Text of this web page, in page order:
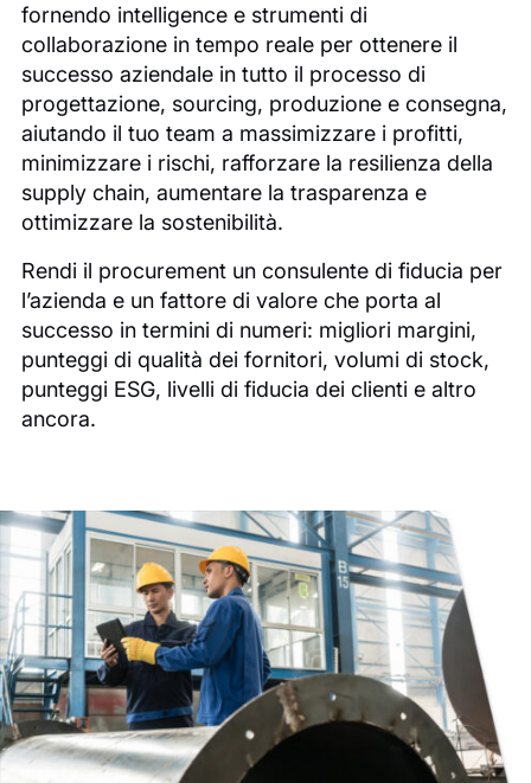
fornendo intelligence e strumenti di
collaborazione in tempo reale per ottenere il
successo aziendale in tutto il processo di
progettazione, sourcing, produzione e consegna,
aiutando il tuo team a massimizzare i profitti,
minimizzare i rischi, rafforzare la resilienza della
supply chain, aumentare la trasparenza e
ottimizzare la sostenibilità.
Rendi il procurement un consulente di fiducia per
l’azienda e un fattore di valore che porta al
successo in termini di numeri: migliori margini,
punteggi di qualità dei fornitori, volumi di stock,
punteggi ESG, livelli di fiducia dei clienti e altro
ancora.